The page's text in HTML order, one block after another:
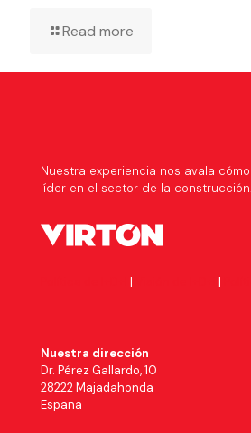
Read more
Nuestra experiencia nos avala
líder en el sector de la construcción.
| |
Nuestra dirección
Dr. Pérez Gallardo, 10
28222 Majadahonda
España